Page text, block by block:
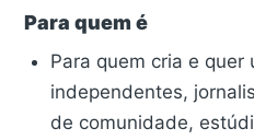
Para quem é
Para quem cria e quer
independentes,
de comunidade,